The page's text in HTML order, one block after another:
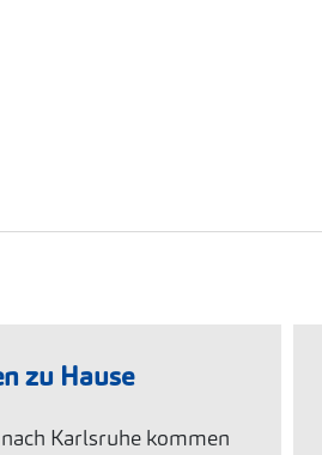
zu Hause
Karlsruhe kommen